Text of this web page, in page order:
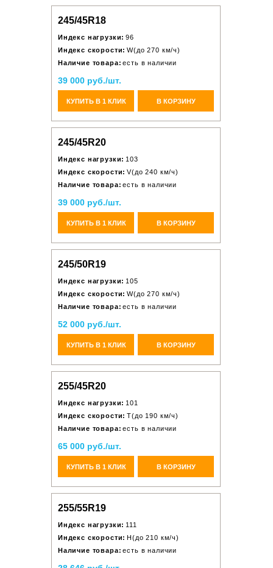
245/45R18
Индекс нагрузки: 96
Индекс скорости: W(до 270 км/ч)
Наличие товара: есть в наличии
39 000 руб./шт.
КУПИТЬ В 1 КЛИК В КОРЗИНУ
245/45R20
Индекс нагрузки: 103
Индекс скорости: V(до 240 км/ч)
Наличие товара: есть в наличии
39 000 руб./шт.
КУПИТЬ В 1 КЛИК В КОРЗИНУ
245/50R19
Индекс нагрузки: 105
Индекс скорости: W(до 270 км/ч)
Наличие товара: есть в наличии
52 000 руб./шт.
КУПИТЬ В 1 КЛИК В КОРЗИНУ
255/45R20
Индекс нагрузки: 101
Индекс скорости: T(до 190 км/ч)
Наличие товара: есть в наличии
65 000 руб./шт.
КУПИТЬ В 1 КЛИК В КОРЗИНУ
255/55R19
Индекс нагрузки: 111
Индекс скорости: H(до 210 км/ч)
Наличие товара: есть в наличии